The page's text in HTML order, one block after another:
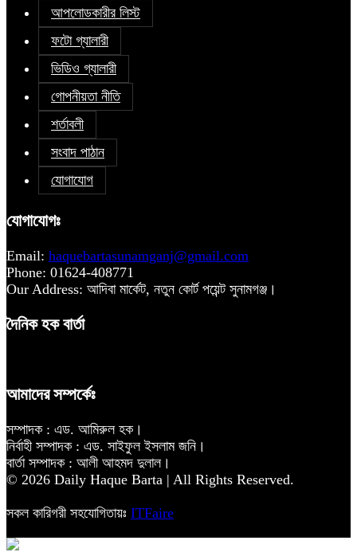
আপলোডকারীর লিস্ট
ফটো গ্যালারী
ভিডিও গ্যালারী
গোপনীয়তা নীতি
শর্তাবলী
সংবাদ পাঠান
যোগাযোগ
যোগাযোগঃ
Email: haquebartasunamganj@gmail.com
Phone: 01624-408771
Our Address: আদিবা মার্কেট, নতুন কোর্ট পয়েন্ট সুনামগঞ্জ।
দৈনিক হক বার্তা
আমাদের সম্পর্কেঃ
সম্পাদক : এড. আমিরুল হক।
নির্বাহী সম্পাদক : এড. সাইফুল ইসলাম জনি।
বার্তা সম্পাদক : আলী আহমদ দুলাল।
© 2026 Daily Haque Barta | All Rights Reserved.
সকল কারিগরী সহযোগিতায়ঃ ITFaire